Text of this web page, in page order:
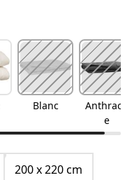
Blanc
Anthracit
e
200 x 220 cm